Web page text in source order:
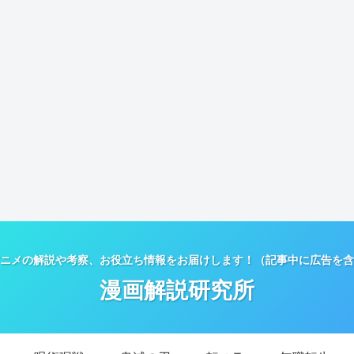
メの解説や考察、お役立ち情報をお届けします！（記事中に広告を
漫画解説研究所